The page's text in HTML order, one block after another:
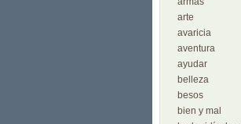
arte
avaricia
aventura
ayudar
belleza
besos
bien y mal